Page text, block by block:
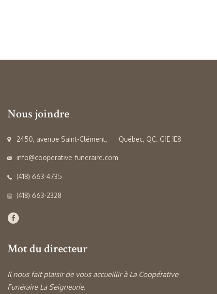
Nous joindre
2450, avenue Saint-Clément, Québec, QC. G1E 1E8
info@cooperative-funeraire.com
(418) 663-4735
(418) 663-2328
Mot du directeur
Il nous fait plaisir de vous accueillir à La Coopérative
Funéraire La Seigneurie.